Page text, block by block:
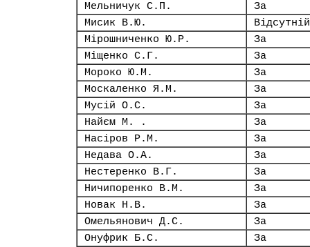
Мельничук С.П.
За
Мисик В.Ю.
Відсутній
Мірошниченко Ю.Р.
За
Міщенко С.Г.
За
Мороко Ю.М.
За
Москаленко Я.М.
За
Мусій О.С.
За
Найєм М. .
За
Насіров Р.М.
За
Недава О.А.
За
Нестеренко В.Г.
За
Ничипоренко В.М.
За
Новак Н.В.
За
Омельянович Д.С.
За
Онуфрик Б.С.
За